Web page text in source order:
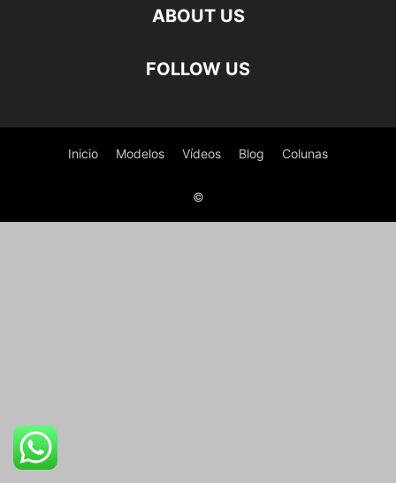
ABOUT US
FOLLOW US
Inicio Modelos Vídeos Blog Colunas
©